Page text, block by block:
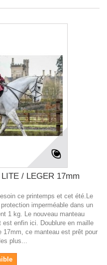
/ LEGER 17mm
ce printemps et cet été.Le
imperméable dans un
1 kg. Le nouveau manteau
est enfin ici. Doublure en maille
17mm, ce manteau est prêt pour
plus...